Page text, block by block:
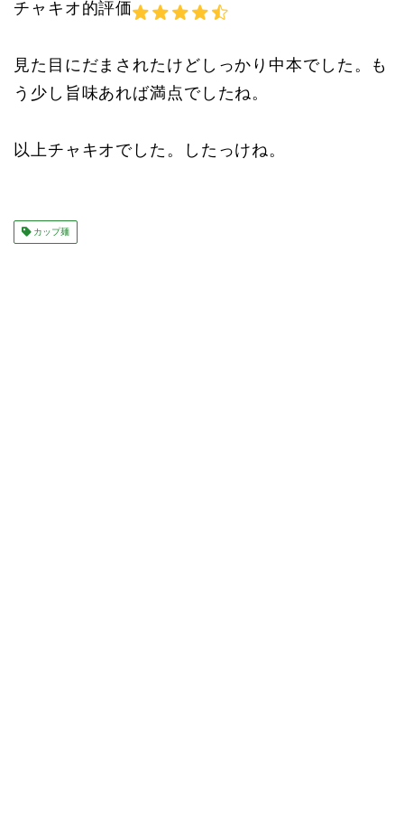
チャキオ的評価
見た目にだまされたけどしっかり中本でした。も
う少し旨味あれば満点でしたね。
以上チャキオでした。したっけね。
カップ麺